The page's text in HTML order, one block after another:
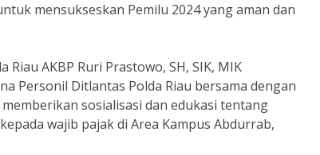
mensukseskan Pemilu 2024 yang aman dan
AKBP Ruri Prastowo, SH, SIK, MIK
Personil Ditlantas Polda Riau bersama dengan
sosialisasi dan edukasi tentang
wajib pajak di Area Kampus Abdurrab,